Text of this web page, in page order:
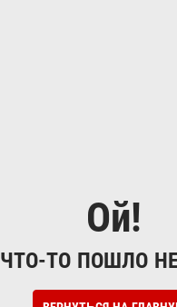
Ой!
ЧТО-ТО ПОШЛО